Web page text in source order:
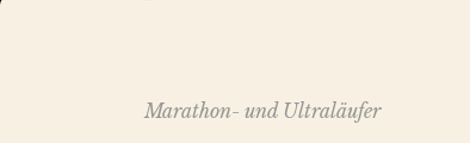
Marathon- und Ultraläufer